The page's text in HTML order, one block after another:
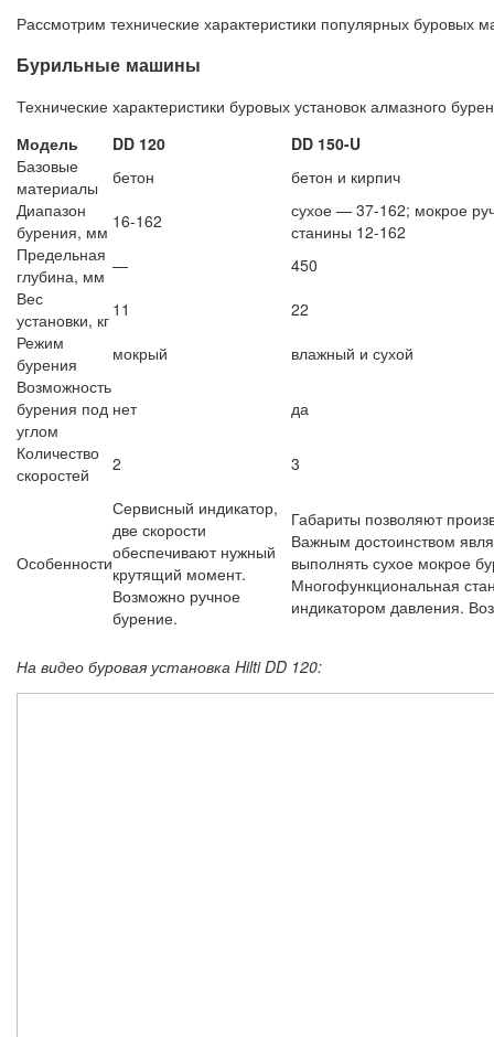
Рассмотрим технические характеристики популярных буровых
Бурильные машины
Технические характеристики буровых установок алмазного
Модель
DD 120
DD 150-U
Базовые
материалы
бетон
бетон и кирпич
Диапазон
бурения, мм 16-162
сухое — 37-162; мокрое
станины 12-162
Предельная
глубина, мм —
450
Вес
установки, кг 11
22
Режим
бурения
мокрый
влажный и сухой
Возможность
бурения под
углом
нет
да
Количество
скоростей
2 3
Особенности
Сервисный индикатор,
две скорости
обеспечивают нужный
крутящий момент.
Возможно ручное
бурение.
Габариты позволяют
Важным достоинством
выполнять сухое мокрое
Многофункциональная
индикатором давления.
На видео буровая установка Hilti DD 120: